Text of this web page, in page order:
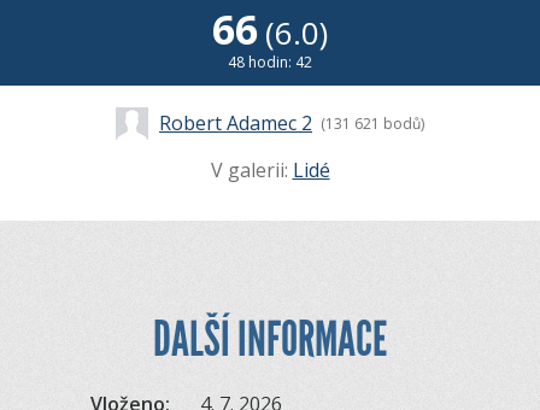
66(6.0)
48 hodin: 42
Robert Adamec 2 (131 621 bodů)
V galerii: Lidé
DALŠÍ INFORMACE
Vloženo:
4. 7. 2026